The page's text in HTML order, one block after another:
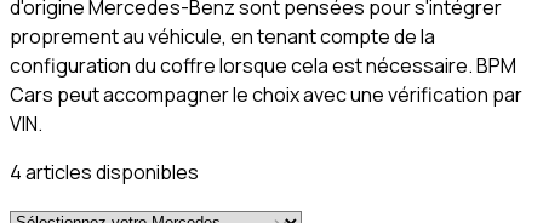
d'origine Mercedes-Benz sont pensées pour s'intégrer
proprement au véhicule, en tenant compte de la
configuration du coffre lorsque cela est nécessaire. BPM
Cars peut accompagner le choix avec une vérification par
VIN.
4articlesdisponibles